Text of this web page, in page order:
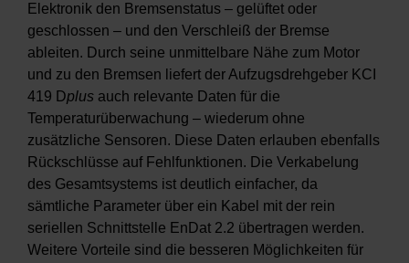
Elektronik den Bremsenstatus – gelüftet oder
geschlossen – und den Verschleiß der Bremse
ableiten. Durch seine unmittelbare Nähe zum Motor
und zu den Bremsen liefert der Aufzugsdrehgeber KCI
419 Dplus auch relevante Daten für die
Temperaturüberwachung – wiederum ohne
zusätzliche Sensoren. Diese Daten erlauben ebenfalls
Rückschlüsse auf Fehlfunktionen. Die Verkabelung
des Gesamtsystems ist deutlich einfacher, da
sämtliche Parameter über ein Kabel mit der rein
seriellen Schnittstelle EnDat 2.2 übertragen werden.
Weitere Vorteile sind die besseren Möglichkeiten für